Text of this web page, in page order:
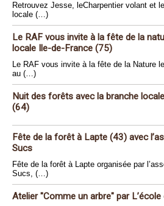
Retrouvez Jesse, leCharpentier volant et
locale (…)
Le RAF vous invite à la fête de la
locale Ile-de-France (75)
Le RAF vous invite à la fête de la Nature
au (…)
Nuit des forêts avec la branche
(64)
Fête de la forêt à Lapte (43) avec
Sucs
Fête de la forêt à Lapte organisée par
Sucs, (…)
Atelier "Comme un arbre" par